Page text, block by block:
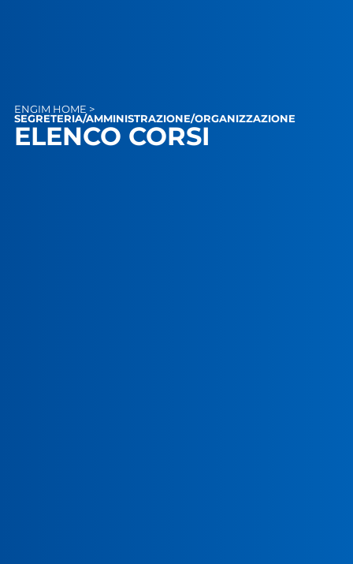
ENGIM HOME >
SEGRETERIA/AMMINISTRAZIONE/ORGANIZZAZIONE
ELENCO CORSI